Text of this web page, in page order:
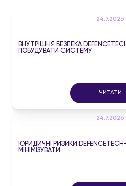
24.7.2026
ВНУТРІШНЯ БЕЗПЕКА
ПОБУДУВАТИ СИСТЕМУ
ЧИТАТИ
24.7.2026
ЮРИДИЧНІ РИЗИКИ
МІНІМІЗУВАТИ